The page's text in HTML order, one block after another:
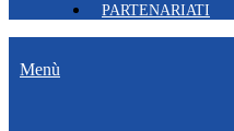
PARTENARIATI
Menù